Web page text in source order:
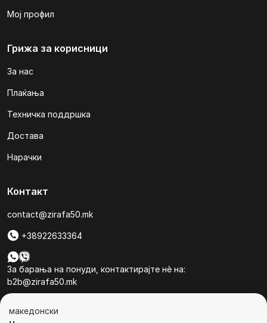
Мој профил
Грижа за корисници
За нас
Плаќања
Техничка поддршка
Достава
Нарачки
Контакт
contact@zirafa50.mk
+38922633364
За барања на понуди, контактирајте нѐ на:
b2b@zirafa50.mk
македонски